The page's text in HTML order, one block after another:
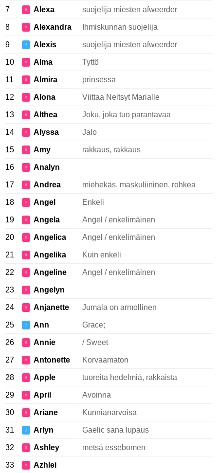
7 ♀ Alexa suojelija miesten afweerder
8 ♀ Alexandra Ihmiskunnan suojelija
9 ♂ Alexis suojelija miesten afweerder
10 ♀ Alma Tyttö
11 ♀ Almira prinsessa
12 ♀ Alona Viittaa Neitsyt Marialle
13 ♀ Althea Joku, joka tuo parantavaa
14 ♀ Alyssa Jalo
15 ♀ Amy rakkaus, rakkaus
16 ♀ Analyn
17 ♀ Andrea miehekäs, maskuliininen, rohkea
18 ♀ Angel Enkeli
19 ♀ Angela Angel / enkelimäinen
20 ♀ Angelica Angel / enkelimäinen
21 ♀ Angelika Kuin enkeli
22 ♀ Angeline Angel / enkelimäinen
23 ♀ Angelyn
24 ♀ Anjanette Jumala on armollinen
25 ♂ Ann Grace;
26 ♀ Annie / Sweet
27 ♀ Antonette Korvaamaton
28 ♀ Apple tuoreita hedelmiä, rakkaista
29 ♀ April Avoinna
30 ♀ Ariane Kunnianarvoisa
31 ♂ Arlyn Gaelic sana lupaus
32 ♀ Ashley metsä essebomen
33 ♀ Azhlei